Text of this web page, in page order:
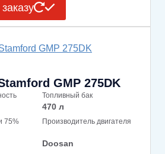
GMP 275DK
Топливный бак
470 л
75%
Производитель двигателя
Doosan